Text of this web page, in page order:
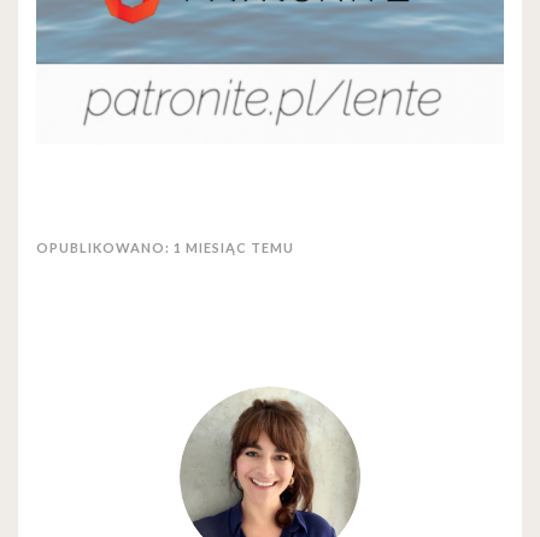
OPUBLIKOWANO: 1 MIESIĄC TEMU